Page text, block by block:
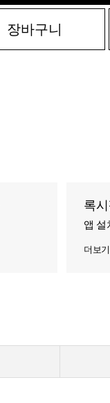
장바구니
록
앱 설
더보기